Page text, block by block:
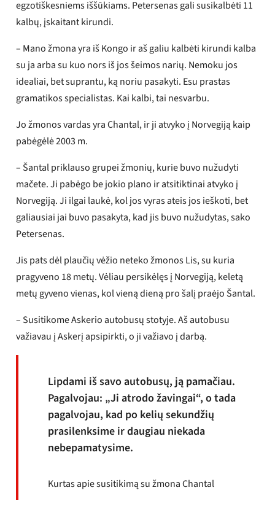
egzotiškesniems iššūkiams. Petersenas gali susikalbėti 11
kalbų, įskaitant kirundi.
– Mano žmona yra iš Kongo ir aš galiu kalbėti kirundi kalba
su ja arba su kuo nors iš jos šeimos narių. Nemoku jos
idealiai, bet suprantu, ką noriu pasakyti. Esu prastas
gramatikos specialistas. Kai kalbi, tai nesvarbu.
Jo žmonos vardas yra Chantal, ir ji atvyko į Norvegiją kaip
pabėgėlė 2003 m.
– Šantal priklauso grupei žmonių, kurie buvo nužudyti
mačete. Ji pabėgo be jokio plano ir atsitiktinai atvyko į
Norvegiją. Ji ilgai laukė, kol jos vyras ateis jos ieškoti, bet
galiausiai jai buvo pasakyta, kad jis buvo nužudytas, sako
Petersenas.
Jis pats dėl plaučių vėžio neteko žmonos Lis, su kuria
pragyveno 18 metų. Vėliau persikėlęs į Norvegiją, keletą
metų gyveno vienas, kol vieną dieną pro šalį praėjo Šantal.
– Susitikome Askerio autobusų stotyje. Aš autobusu
važiavau į Askerį apsipirkti, o ji važiavo į darbą.
Lipdami iš savo autobusų, ją pamačiau.
Pagalvojau: „Ji atrodo žavingai“, o tada
pagalvojau, kad po kelių sekundžių
prasilenksime ir daugiau niekada
nebepamatysime.
Kurtas apie susitikimą su žmona Chantal